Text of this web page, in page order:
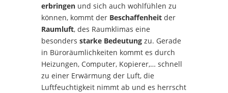
erbringenund sich auch wohlfühlen zu
können, kommt der Beschaffenheitder
Raumluft, des Raumklimas eine
besonders starke Bedeutungzu. Gerade
in Büroräumlichkeiten kommt es durch
Heizungen, Computer, Kopierer,… schnell
zu einer Erwärmung der Luft, die
Luftfeuchtigkeit nimmt ab und es herrscht